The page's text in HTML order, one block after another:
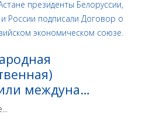
междуна…